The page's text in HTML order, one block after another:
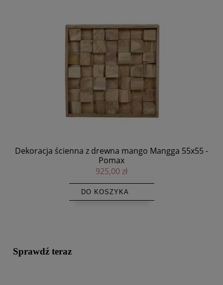
Dekoracja ścienna z drewna mango Mangga 55x55 -
Pomax
925,00 zł
DO KOSZYKA
Sprawdź teraz